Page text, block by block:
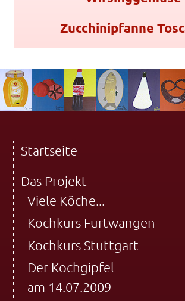
Zucchinipfanne
Startseite
Das Projekt
Viele Köche...
Kochkurs Furtwangen
Kochkurs Stuttgart
Der Kochgipfel
am 14.07.2009